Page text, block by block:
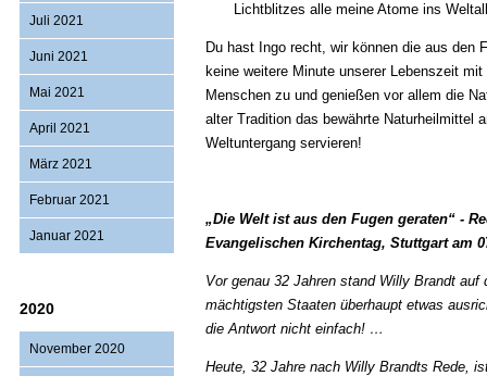
Juli 2021
Juni 2021
Mai 2021
April 2021
März 2021
Februar 2021
Januar 2021
2020
November 2020
Lichtblitzes alle meine Atome ins
Du hast Ingo recht, wir können die aus den
keine weitere Minute unserer Lebenszeit
Menschen zu und genießen vor allem die
alter Tradition das bewährte Naturheilmittel
Weltuntergang servieren!
„Die Welt ist aus den Fugen geraten“ -
Evangelischen Kirchentag, Stuttgart am
Vor genau 32 Jahren stand Willy Brandt
mächtigsten Staaten überhaupt etwas
die Antwort nicht einfach! …
Heute, 32 Jahre nach Willy Brandts Rede,